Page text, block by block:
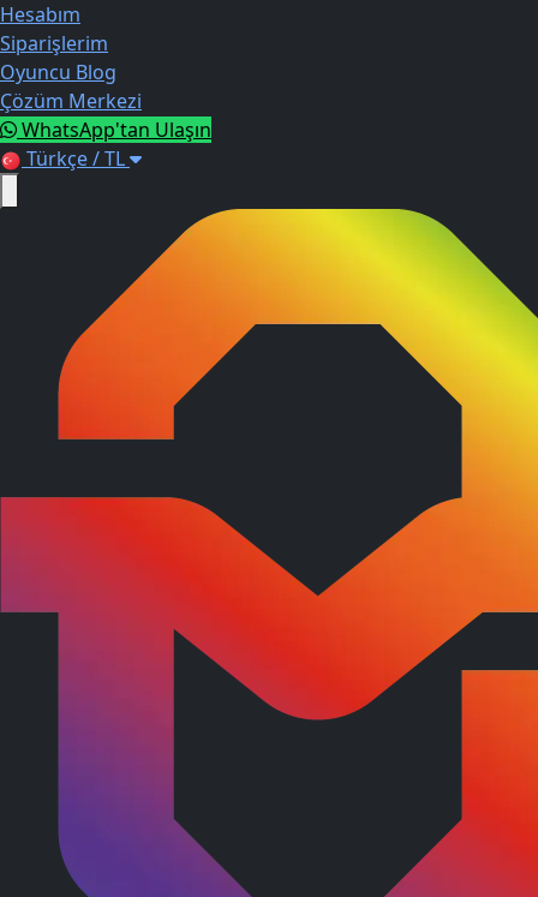
Hesabım
Siparişlerim
Oyuncu Blog
Çözüm Merkezi
WhatsApp'tan Ulaşın
Türkçe / TL